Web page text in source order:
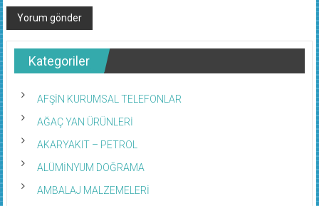
Kategoriler
AFŞİN KURUMSAL TELEFONLAR
AĞAÇ YAN ÜRÜNLERİ
AKARYAKIT – PETROL
ALÜMİNYUM DOĞRAMA
AMBALAJ MALZEMELERİ